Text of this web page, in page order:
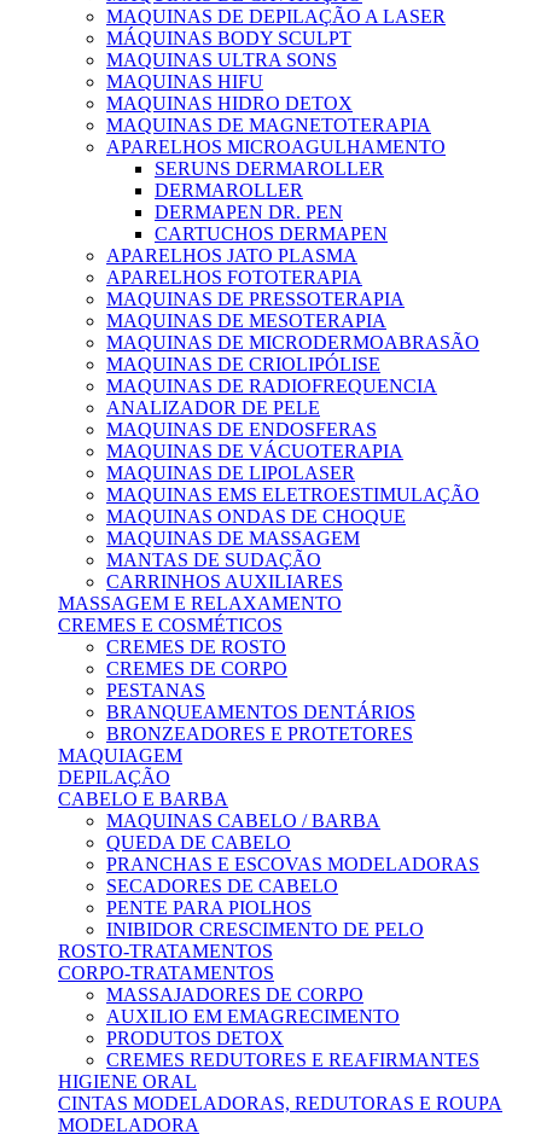
MAQUINAS DE DEPILAÇÃO A LASER
MÁQUINAS BODY SCULPT
MAQUINAS ULTRA SONS
MAQUINAS HIFU
MAQUINAS HIDRO DETOX
MAQUINAS DE MAGNETOTERAPIA
APARELHOS MICROAGULHAMENTO
SERUNS DERMAROLLER
DERMAROLLER
DERMAPEN DR. PEN
CARTUCHOS DERMAPEN
APARELHOS JATO PLASMA
APARELHOS FOTOTERAPIA
MAQUINAS DE PRESSOTERAPIA
MAQUINAS DE MESOTERAPIA
MAQUINAS DE MICRODERMOABRASÃO
MAQUINAS DE CRIOLIPÓLISE
MAQUINAS DE RADIOFREQUENCIA
ANALIZADOR DE PELE
MAQUINAS DE ENDOSFERAS
MAQUINAS DE VÁCUOTERAPIA
MAQUINAS DE LIPOLASER
MAQUINAS EMS ELETROESTIMULAÇÃO
MAQUINAS ONDAS DE CHOQUE
MAQUINAS DE MASSAGEM
MANTAS DE SUDAÇÃO
CARRINHOS AUXILIARES
MASSAGEM E RELAXAMENTO
CREMES E COSMÉTICOS
CREMES DE ROSTO
CREMES DE CORPO
PESTANAS
BRANQUEAMENTOS DENTÁRIOS
BRONZEADORES E PROTETORES
MAQUIAGEM
DEPILAÇÃO
CABELO E BARBA
MAQUINAS CABELO / BARBA
QUEDA DE CABELO
PRANCHAS E ESCOVAS MODELADORAS
SECADORES DE CABELO
PENTE PARA PIOLHOS
INIBIDOR CRESCIMENTO DE PELO
ROSTO-TRATAMENTOS
CORPO-TRATAMENTOS
MASSAJADORES DE CORPO
AUXILIO EM EMAGRECIMENTO
PRODUTOS DETOX
CREMES REDUTORES E REAFIRMANTES
HIGIENE ORAL
CINTAS MODELADORAS, REDUTORAS E ROUPA
MODELADORA